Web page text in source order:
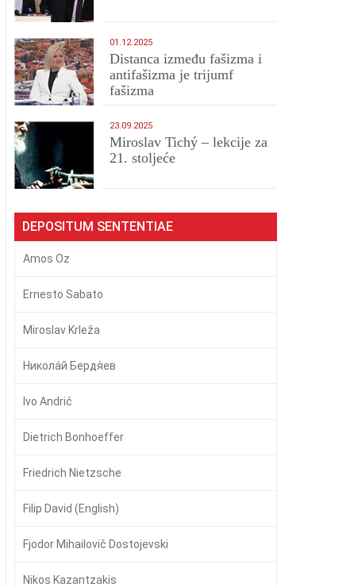
01.12.2025
Distanca između fašizma i
antifašizma je trijumf
fašizma
23.09.2025
Miroslav Tichý – lekcije za
21. stoljeće
DEPOSITUM SENTENTIAE
Amos Oz
Ernesto Sabato
Miroslav Krleža
Никола́й Бердя́ев
Ivo Andrić
Dietrich Bonhoeffer
Friedrich Nietzsche
Filip David (English)
Fjodor Mihailovič Dostojevski
Nikos Kazantzakis